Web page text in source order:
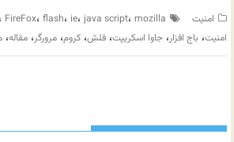
امنیت FireFox، flash، ie،java script، mozilla
امنیت، باج افزار،جاوا اسکریپت،فلش،کروم،مرورگر،مقاله،